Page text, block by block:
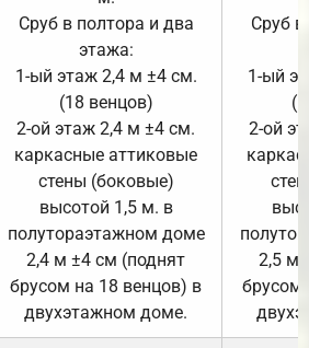
Сруб в полтора и два
этажа:
1-ый этаж 2,4 м ±4 см.
(18 венцов)
2-ой этаж 2,4 м ±4 см.
каркасные аттиковые
стены (боковые)
высотой 1,5 м. в
полутораэтажном доме
2,4 м ±4 см (поднят
брусом на 18 венцов) в
двухэтажном доме.
Сруб
1-ый
2-ой
2,5 м
брусом